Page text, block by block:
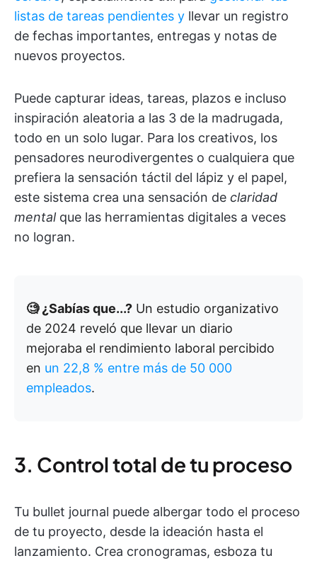
listas de tareas pendientes y llevar un registro
de fechas importantes, entregas y notas de
nuevos proyectos.
Puede capturar ideas, tareas, plazos e incluso
inspiración aleatoria a las 3 de la madrugada,
todo en un solo lugar. Para los creativos, los
pensadores neurodivergentes o cualquiera que
prefiera la sensación táctil del lápiz y el papel,
este sistema crea una sensación de claridad
mentalque las herramientas digitales a veces
no logran.
🧐 ¿Sabías que...? Un estudio organizativo
de 2024 reveló que llevar un diario
mejoraba el rendimiento laboral percibido
en un 22,8 % entre más de 50 000
empleados.
3. Control total de tu proceso
Tu bullet journal puede albergar todo el proceso
de tu proyecto, desde la ideación hasta el
lanzamiento. Crea cronogramas, esboza tu